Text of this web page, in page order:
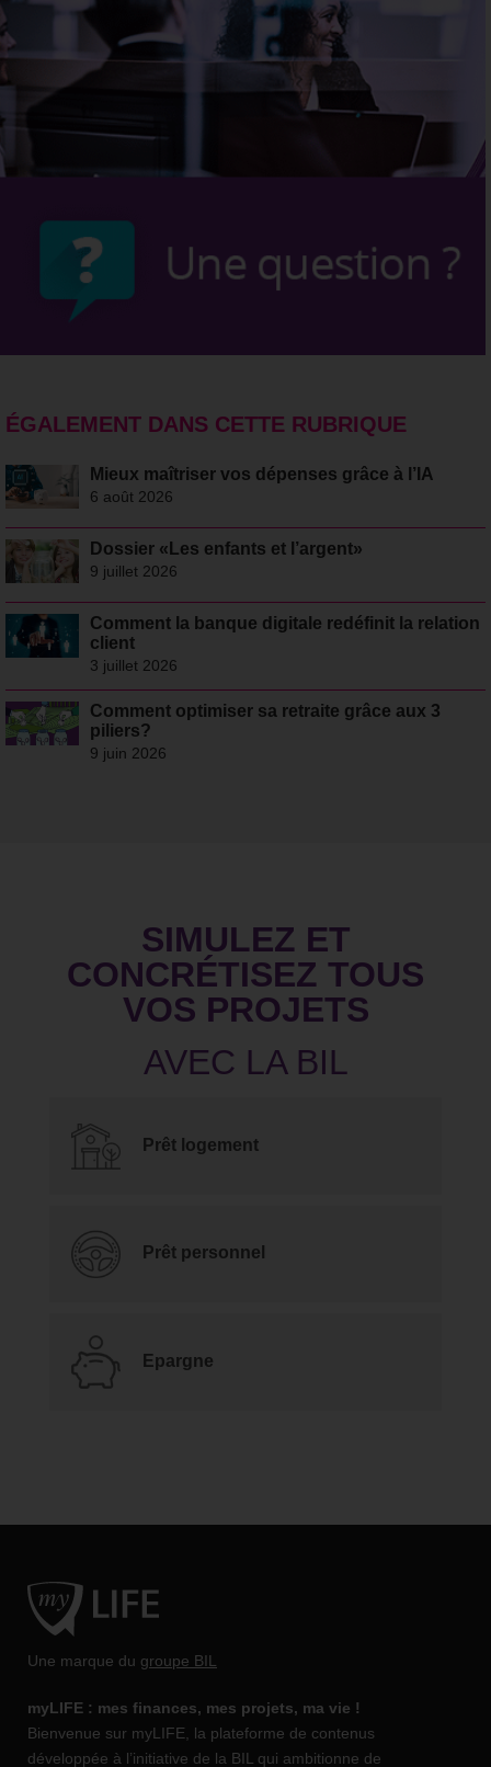
ÉGALEMENT DANS CETTE RUBRIQUE
Mieux maîtriser vos dépenses grâce à l’IA
6 août 2026
Dossier «Les enfants et l’argent»
9 juillet 2026
Comment la banque digitale redéfinit la relation
client
3 juillet 2026
Comment optimiser sa retraite grâce aux 3
piliers?
9 juin 2026
SIMULEZ ET
CONCRÉTISEZ TOUS
VOS PROJETS
Prêt logement
Prêt personnel
Epargne
Une marque du groupe BIL
myLIFE : mes finances, mes projets, ma vie !
Bienvenue sur myLIFE, la plateforme de contenus
développée à l’initiative de la BIL qui ambitionne de